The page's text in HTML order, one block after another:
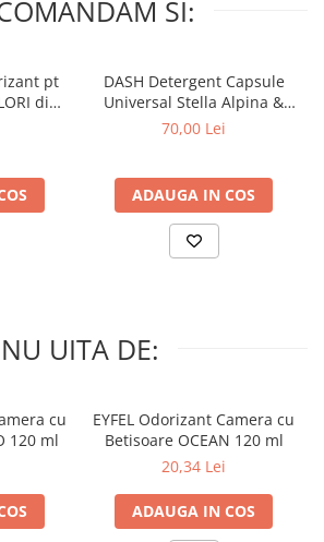
SI:
pt
di
DASH Detergent Capsule
Universal Stella Alpina &
Muschino Bianco 60 buc
70,00 Lei
ADAUGA IN COS
NU UITA DE:
cu
120 ml
EYFEL Odorizant Camera cu
Betisoare OCEAN 120 ml
20,34 Lei
ADAUGA IN COS